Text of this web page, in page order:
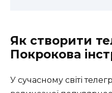
Як створити
Покрокова
У сучасному світі